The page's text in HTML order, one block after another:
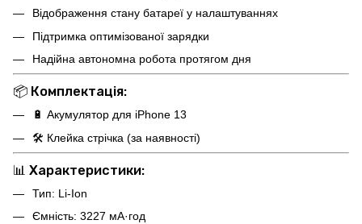
Відображення стану батареї у налаштуваннях
Підтримка оптимізованої зарядки
Надійна автономна робота протягом дня
📦 Комплектація:
🔋 Акумулятор для iPhone 13
🛠 Клейка стрічка (за наявності)
📊 Характеристики:
Тип: Li-Ion
Ємність: 3227 мА·год